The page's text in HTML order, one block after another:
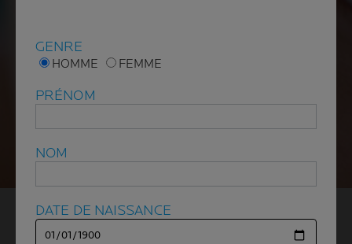
COMMENT CHOISIR UNE
GENRE
HOMME FEMME
PRÉNOM
NOM
DATE DE NAISSANCE
GENRE
HOMME FEMME
PRÉNOM
NOM
DATE DE NAISSANCE